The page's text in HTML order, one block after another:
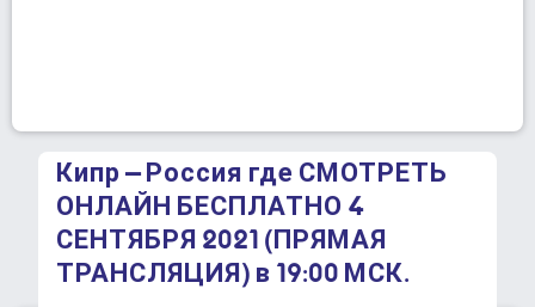
Кипр – Россия где СМОТРЕТЬ
ОНЛАЙН БЕСПЛАТНО 4
СЕНТЯБРЯ 2021 (ПРЯМАЯ
ТРАНСЛЯЦИЯ) в 19:00 МСК.